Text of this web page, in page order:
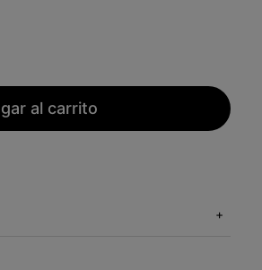
al carrito
+